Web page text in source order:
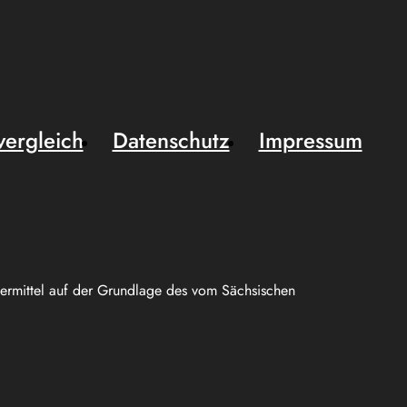
auf der Grundlage des vom Sächsischen
Datenschutz
Impressum